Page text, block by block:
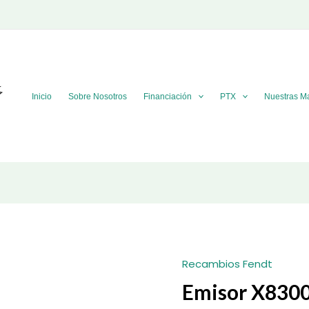
Inicio Sobre Nosotros Financiación PTX Nuestras
Recambios Fendt
Emisor